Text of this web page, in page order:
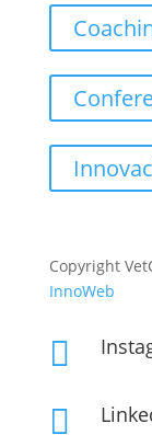
Copyright
InnoWeb

